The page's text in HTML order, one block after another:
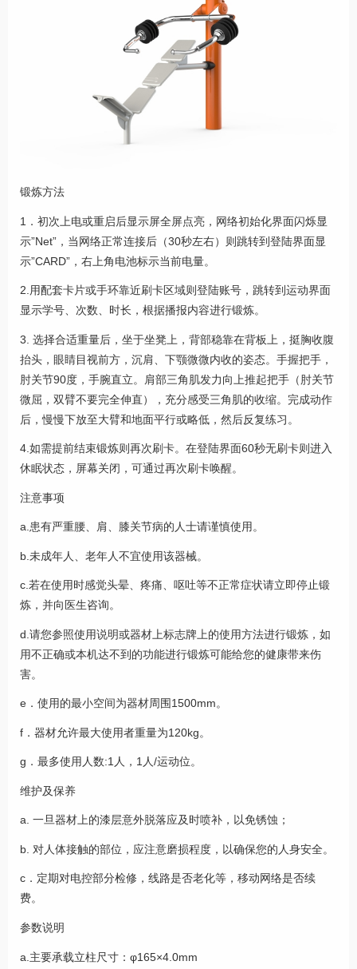
锻炼方法
1．初次上电或重启后显示屏全屏点亮，网络初始化界面闪烁显
示”Net”，当网络正常连接后（30秒左右）则跳转到登陆界面显
示”CARD”，右上角电池标示当前电量。
2.用配套卡片或手环靠近刷卡区域则登陆账号，跳转到运动界面
显示学号、次数、时长，根据播报内容进行锻炼。
3. 选择合适重量后，坐于坐凳上，背部稳靠在背板上，挺胸收腹
抬头，眼睛目视前方，沉肩、下颚微微内收的姿态。手握把手，
肘关节90度，手腕直立。肩部三角肌发力向上推起把手（肘关节
微屈，双臂不要完全伸直），充分感受三角肌的收缩。完成动作
后，慢慢下放至大臂和地面平行或略低，然后反复练习。
4.如需提前结束锻炼则再次刷卡。在登陆界面60秒无刷卡则进入
休眠状态，屏幕关闭，可通过再次刷卡唤醒。
注意事项
a.患有严重腰、肩、膝关节病的人士请谨慎使用。
b.未成年人、老年人不宜使用该器械。
c.若在使用时感觉头晕、疼痛、呕吐等不正常症状请立即停止锻
炼，并向医生咨询。
d.请您参照使用说明或器材上标志牌上的使用方法进行锻炼，如
用不正确或本机达不到的功能进行锻炼可能给您的健康带来伤
害。
e．使用的最小空间为器材周围1500mm。
f．器材允许最大使用者重量为120kg。
g．最多使用人数:1人，1人/运动位。
维护及保养
a. 一旦器材上的漆层意外脱落应及时喷补，以免锈蚀；
b. 对人体接触的部位，应注意磨损程度，以确保您的人身安全。
c．定期对电控部分检修，线路是否老化等，移动网络是否续
费。
参数说明
a.主要承载立柱尺寸：φ165×4.0mm